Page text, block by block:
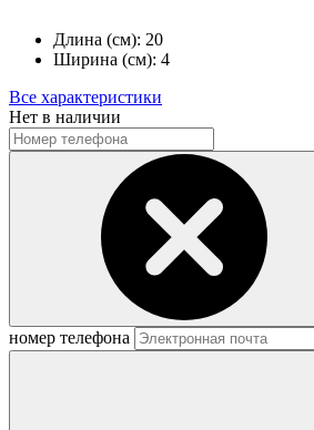
Длина (см): 20
Ширина (см): 4
Все характеристики
Нет в наличии
номер телефона